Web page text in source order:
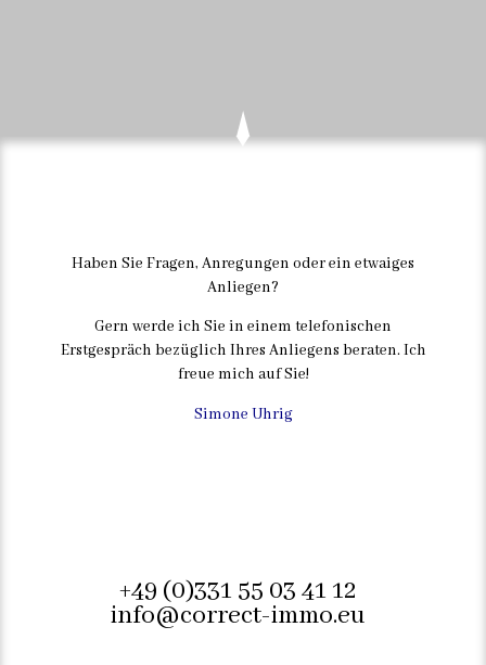
Haben Sie Fragen, Anregungen oder ein etwaiges
Anliegen?
Gern werde ich Sie in einem telefonischen
Erstgespräch bezüglich Ihres Anliegens beraten. Ich
freue mich auf Sie!
Simone Uhrig
+49 (0)331 55 03 41 12
info@correct-immo.eu